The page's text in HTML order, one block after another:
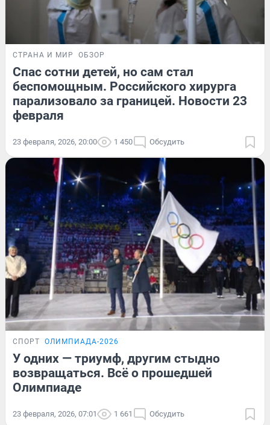
СТРАНА И МИР ОБЗОР
Спас сотни детей, но сам стал
беспомощным. Российского хирурга
парализовало за границей. Новости 23
февраля
23 февраля, 2026, 20:00 1 450 Обсудить
СПОРТ ОЛИМПИАДА-2026
У одних — триумф, другим стыдно
возвращаться. Всё о прошедшей
Олимпиаде
23 февраля, 2026, 07:01 1 661 Обсудить